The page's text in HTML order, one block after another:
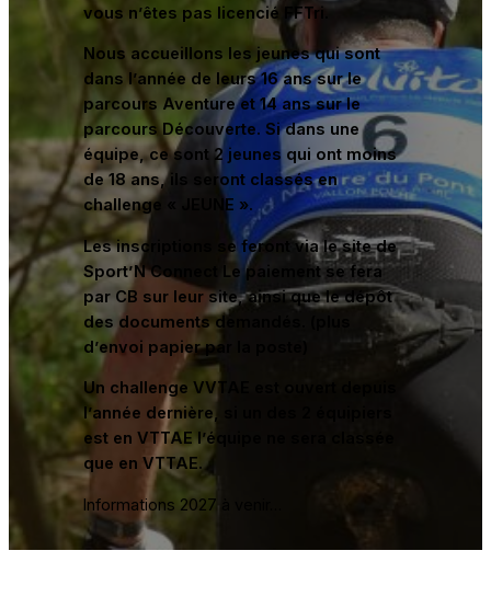
vous n’êtes pas licencié FFTri.
Nous accueillons les jeunes qui sont
dans l’année de leurs 16 ans sur le
parcours Aventure et 14 ans sur le
parcours Découverte. Si dans une
équipe, ce sont 2 jeunes qui ont moins
de 18 ans, ils seront classés en
challenge « JEUNE ».
Les inscriptions se feront via le site de
Sport’N Connect Le paiement se fera
par CB sur leur site, ainsi que le dépôt
des documents demandés. (plus
d’envoi papier par la poste)
Un challenge VVTAE est ouvert depuis
l’année dernière, si un des 2 équipiers
est en VTTAE l’équipe ne sera classée
que en VTTAE.
Informations 2027 à venir…